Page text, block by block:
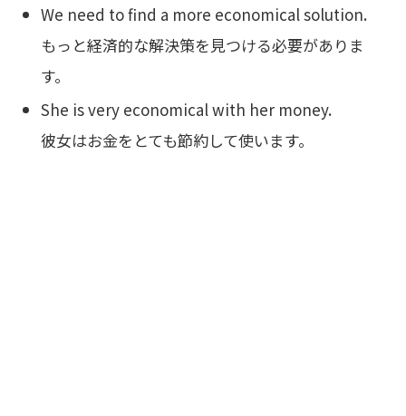
We need to find a more economical solution.
もっと経済的な解決策を見つける必要がありま
す。
She is very economical with her money.
彼女はお金をとても節約して使います。